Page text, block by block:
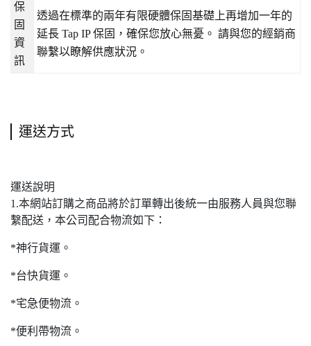
保
固
資
訊
透過在標準的兩年有限硬體保固基礎上再增加一年的
延長 Tap IP保固，確保您放心無憂。 請與您的經銷商
聯繫以瞭解供應狀況。
運送方式
運送說明
1.本網站訂購之商品將於訂單轉出後統一由服務人員與您聯
繫配送，本公司配合物流如下：
*神行貨運。
*台快貨運。
*宅急便物流。
*便利帶物流。